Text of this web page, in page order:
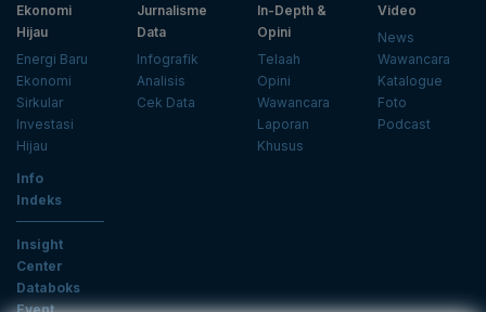
Ekonomi
Hijau
Energi Baru
Ekonomi
Sirkular
Investasi
Hijau
Jurnalisme
Data
Infografik
Analisis
Cek Data
In-Depth &
Opini
Telaah
Opini
Wawancara
Laporan
Khusus
Video
News
Wawancara
Katalogue
Foto
Podcast
Info
Indeks
Insight
Center
Databoks